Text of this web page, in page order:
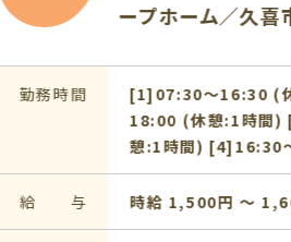
ム／久喜市／車通勤可能
〜16:30 (休憩:1時間) [2]09:00〜
休憩:1時間) [3]09:30〜18:30 (休
) [4]16:30〜翌09:30 (休憩:1時間)
円 〜 1,600円